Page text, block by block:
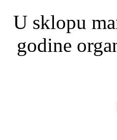
U sklopu
godine